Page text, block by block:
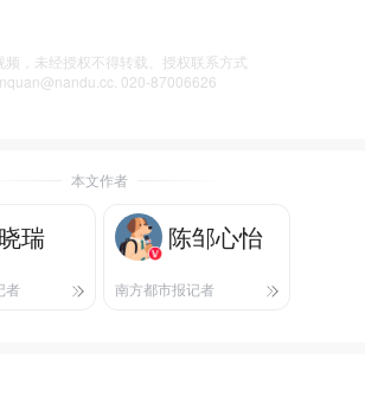
频，未经授权不得转载、授权联系方式
020-87006626
本文作者
瑞
者
陈邹心怡
南方都市报记者